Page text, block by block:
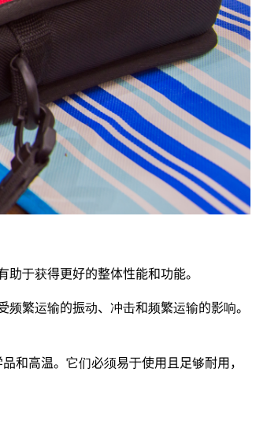
于获得更好的整体性能和功能。
繁运输的振动、冲击和频繁运输的影响。
和高温。它们必须易于使用且足够耐用，